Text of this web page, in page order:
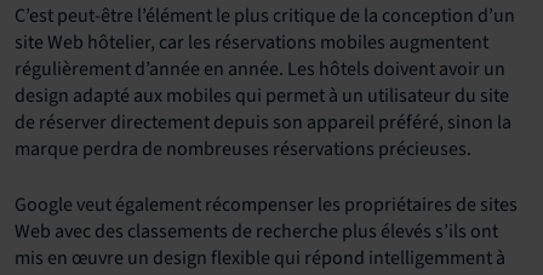
C’est peut-être l’élément le plus critique de la conception d’un
site Web hôtelier, car les réservations mobiles augmentent
régulièrement d’année en année. Les hôtels doivent avoir un
design adapté aux mobiles qui permet à un utilisateur du site
de réserver directement depuis son appareil préféré, sinon la
marque perdra de nombreuses réservations précieuses.
Google veut également récompenser les propriétaires de sites
Web avec des classements de recherche plus élevés s’ils ont
mis en œuvre un design flexible qui répond intelligemment à